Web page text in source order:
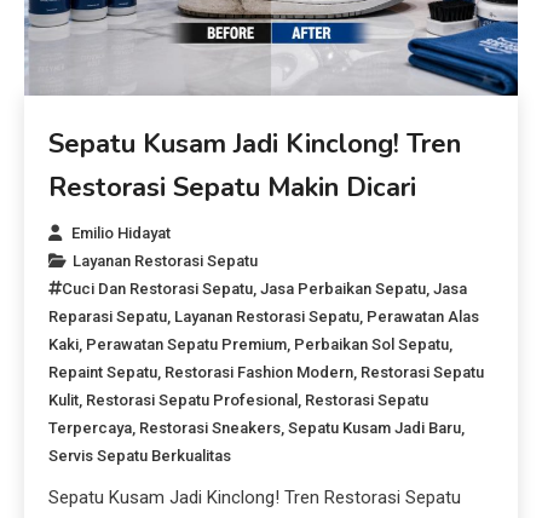
Sepatu Kusam Jadi Kinclong! Tren
Restorasi Sepatu Makin Dicari
Emilio Hidayat
Layanan Restorasi Sepatu
Cuci Dan Restorasi Sepatu,Jasa Perbaikan Sepatu,Jasa
Reparasi Sepatu, Layanan Restorasi Sepatu, Perawatan Alas
Kaki, Perawatan Sepatu Premium, Perbaikan Sol Sepatu,
Repaint Sepatu, Restorasi Fashion Modern, Restorasi Sepatu
Kulit, Restorasi Sepatu Profesional , Restorasi Sepatu
Terpercaya, Restorasi Sneakers,Sepatu Kusam Jadi Baru,
Servis Sepatu Berkualitas
Sepatu Kusam Jadi Kinclong! Tren Restorasi Sepatu